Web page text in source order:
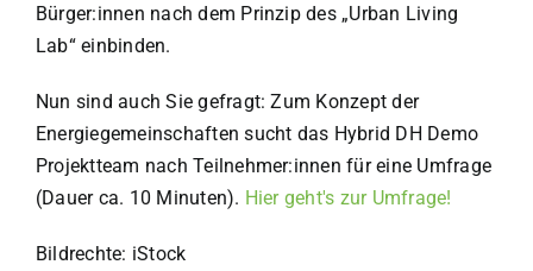
Bürger:innen nach dem Prinzip des „Urban Living
Lab“ einbinden.
Nun sind auch Sie gefragt: Zum Konzept der
Energiegemeinschaften sucht das Hybrid DH Demo
Projektteam nach Teilnehmer:innen für eine Umfrage
(Dauer ca. 10 Minuten). Hier geht's zur Umfrage!
Bildrechte: iStock